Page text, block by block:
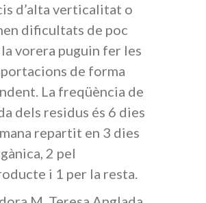
d’alta verticalitat o
dificultats de poc
la vorera puguin fer les
de forma
La freqüència de
dels residus és 6 dies
repartit en 3 dies
2 pel
i 1 per la resta.